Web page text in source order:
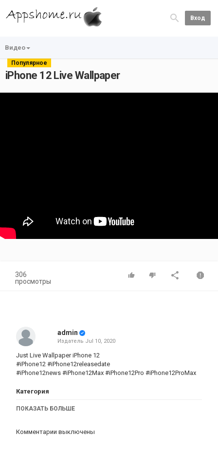
Вход
Видео
Популярное
iPhone 12 Live Wallpaper
306
просмотры
admin
Издатель Jul 10, 2020
Just Live Wallpaper iPhone 12
#iPhone12 #iPhone12releasedate
#iPhone12news #iPhone12Max #iPhone12Pro #iPhone12ProMax
Категория
ПОКАЗАТЬ БОЛЬШЕ
Комментарии выключены